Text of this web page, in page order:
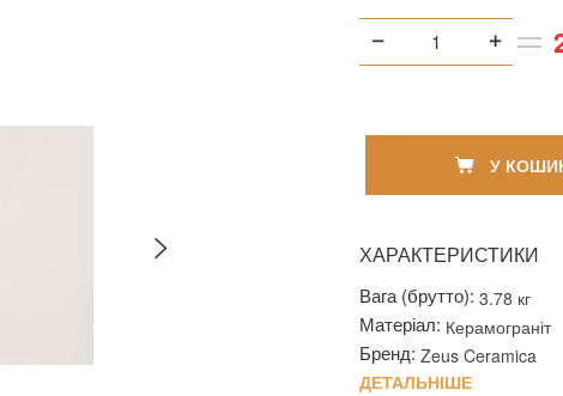
У
ХАРАКТЕРИСТИКИ
Вага (брутто): 3.78 кг
Матеріал: Керамограніт
Бренд: Zeus Ceramica
ДЕТАЛЬНІШЕ